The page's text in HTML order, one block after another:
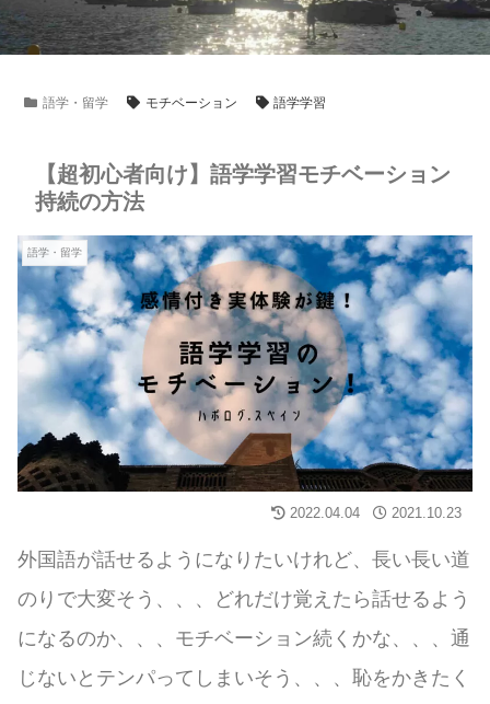
語学・留学 モチベーション 語学学習
【超初心者向け】語学学習モチベーション
持続の方法
語学・留学
2022.04.04 2021.10.23
外国語が話せるようになりたいけれど、長い長い道
のりで大変そう、、、どれだけ覚えたら話せるよう
になるのか、、、モチベーション続くかな、、、通
じないとテンパってしまいそう、、、恥をかきたく